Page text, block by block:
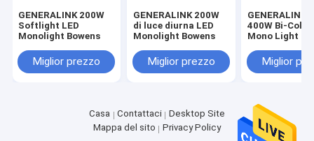
GENERALINK 200W
Softlight LED
Monolight Bowens
Miglior prezzo
GENERALINK 200W
di luce diurna LED
Monolight Bowens
Miglior prezzo
GENERALINK
400W Bi-Color
Mono Light
Miglior
Casa Contattaci
Desktop Site
Mappa del sito
Privacy Policy